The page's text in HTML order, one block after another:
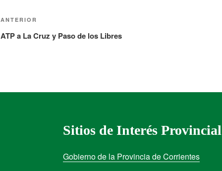
ANTERIOR
ATP a La Cruz y Paso de los Libres
Sitios de Interés Provincial
Gobierno de la Provincia de Corrientes